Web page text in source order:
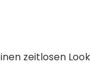
zeitlosen Look